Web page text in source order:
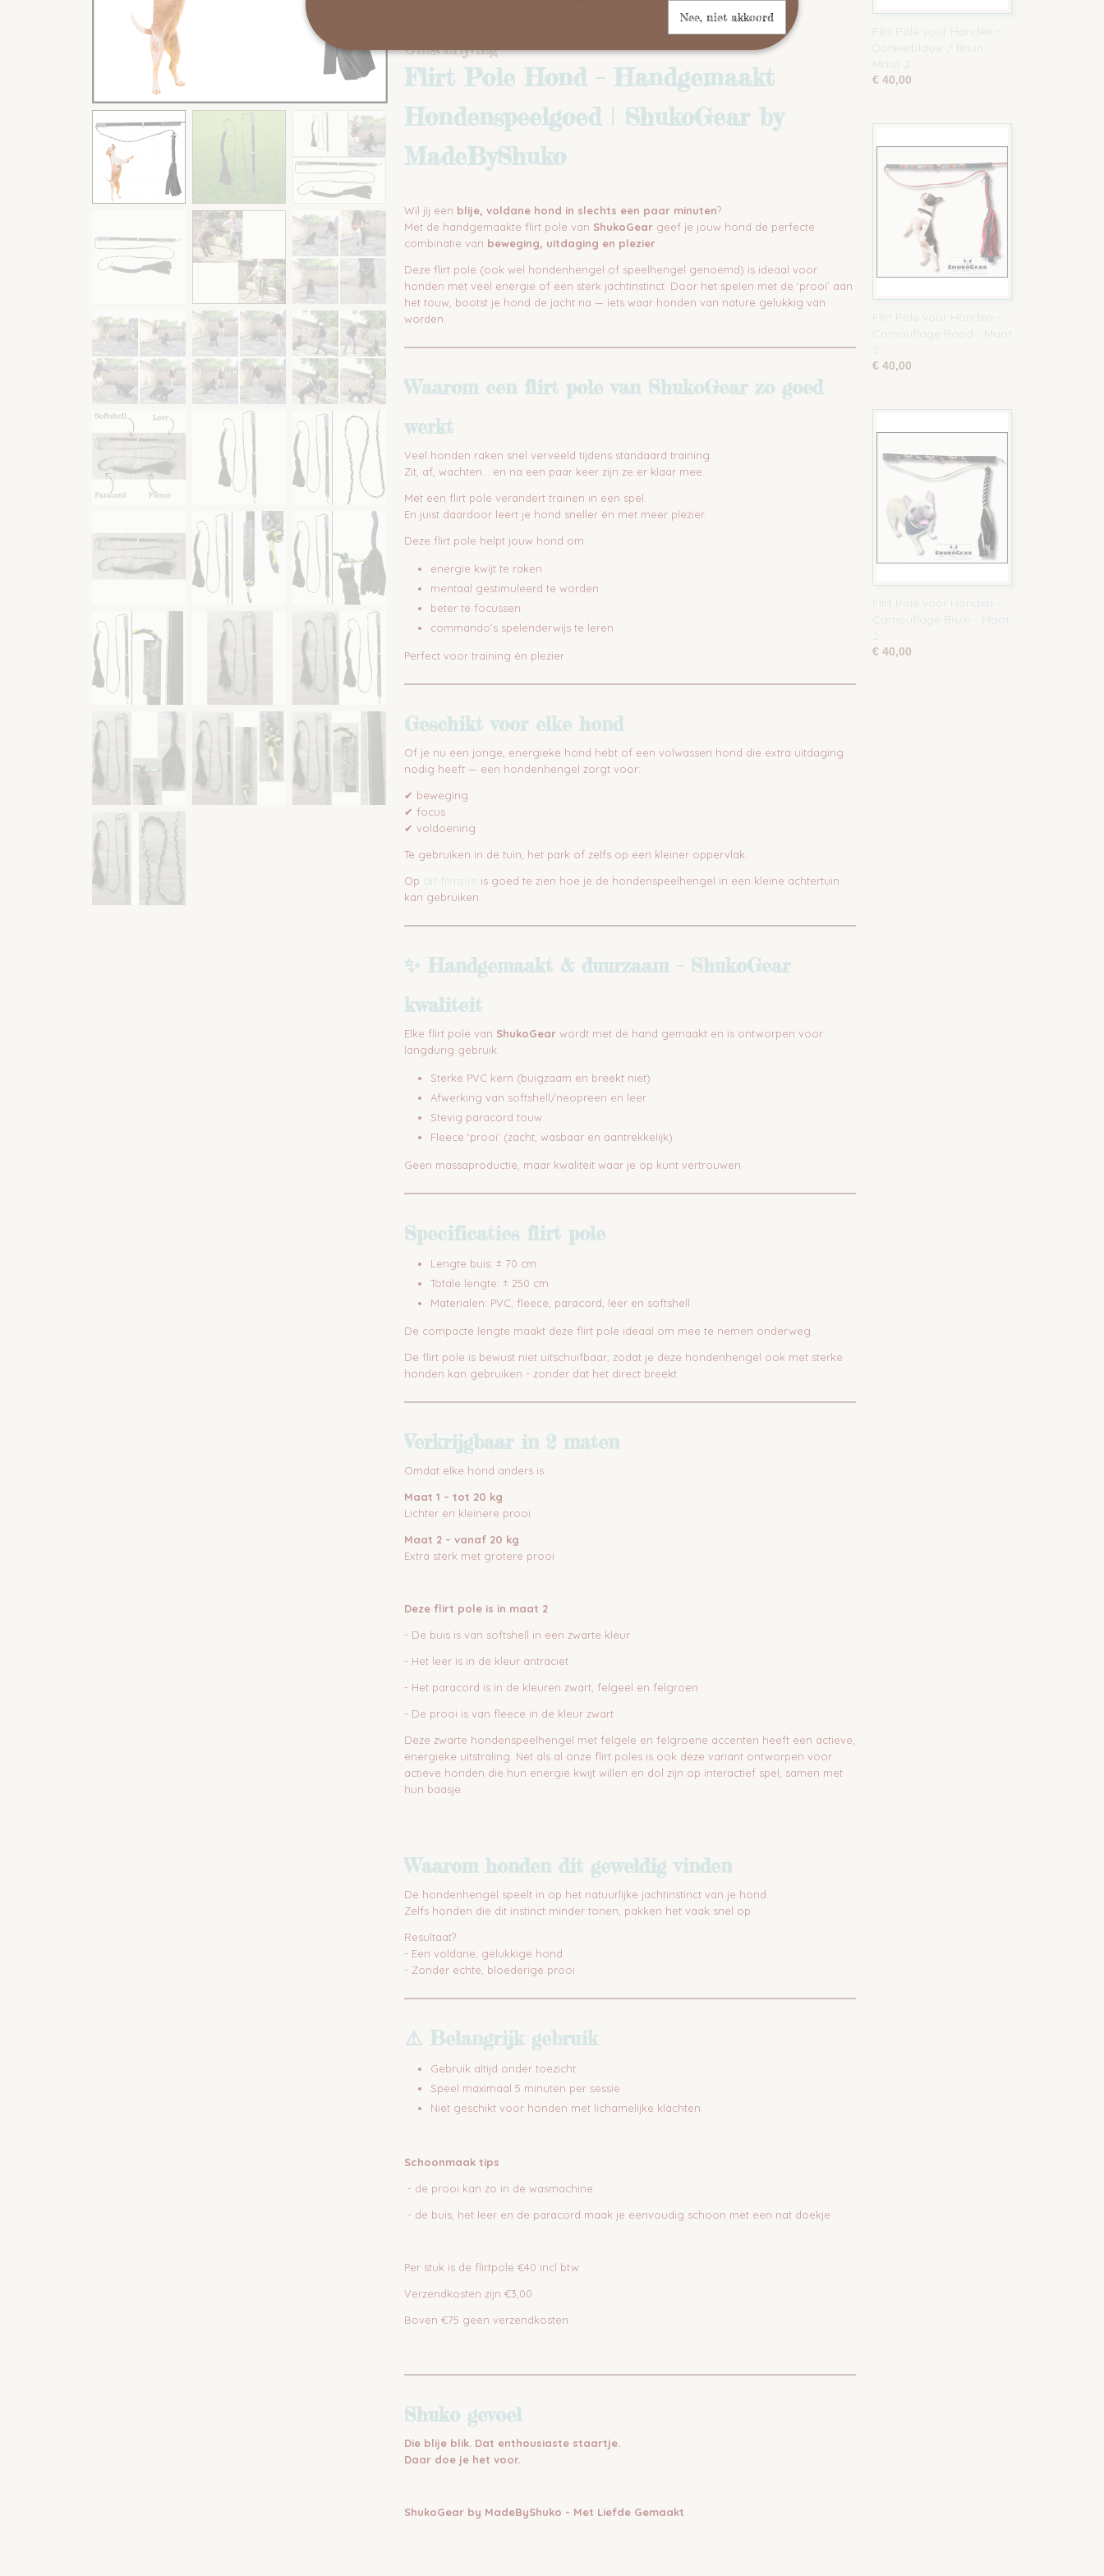
Omschrijving
Flirt Pole Hond – Handgemaakt
Hondenspeelgoed | ShukoGear by
MadeByShuko
Wil jij een blije, voldane hond in slechts een paar minuten?
Met de handgemaakte flirt pole van ShukoGear geef je jouw hond de perfecte
combinatie van beweging, uitdaging en plezier
Deze flirt pole (ook wel hondenhengel of speelhengel genoemd) is ideaal voor
honden met veel energie of een sterk jachtinstinct. Door het spelen met de ‘prooi’ aan
het touw, bootst je hond de jacht na — iets waar honden van nature gelukkig van
worden.
Waarom een flirt pole van ShukoGear zo goed
werkt
Veel honden raken snel verveeld tijdens standaard training.
Zit, af, wachten… en na een paar keer zijn ze er klaar mee.
Met een flirt pole verandert trainen in een spel.
En juist daardoor leert je hond sneller én met meer plezier.
Deze flirt pole helpt jouw hond om:
energie kwijt te raken
mentaal gestimuleerd te worden
beter te focussen
commando’s spelenderwijs te leren
Perfect voor training én plezier
Geschikt voor elke hond
Of je nu een jonge, energieke hond hebt of een volwassen hond die extra uitdaging
nodig heeft — een hondenhengel zorgt voor:
✔ beweging
✔ focus
✔ voldoening
Te gebruiken in de tuin, het park of zelfs op een kleiner oppervlak.
Op dit filmpje is goed te zien hoe je de hondenspeelhengel in een kleine achtertuin
kan gebruiken.
✨ Handgemaakt & duurzaam – ShukoGear
kwaliteit
Elke flirt pole van ShukoGear wordt met de hand gemaakt en is ontworpen voor
langdurig gebruik.
Sterke PVC kern (buigzaam en breekt niet)
Afwerking van softshell/neopreen en leer
Stevig paracord touw
Fleece ‘prooi’ (zacht, wasbaar en aantrekkelijk)
Geen massaproductie, maar kwaliteit waar je op kunt vertrouwen
Specificaties flirt pole
Lengte buis: ± 70 cm
Totale lengte: ± 250 cm
Materialen: PVC, fleece, paracord, leer en softshell
De compacte lengte maakt deze flirt pole ideaal om mee te nemen onderweg.
De flirt pole is bewust niet uitschuifbaar, zodat je deze hondenhengel ook met sterke
honden kan gebruiken - zonder dat het direct breekt
Verkrijgbaar in 2 maten
Omdat elke hond anders is:
Maat 1 – tot 20 kg
Lichter en kleinere prooi
Maat 2 – vanaf 20 kg
Extra sterk met grotere prooi
Deze flirt pole is in maat 2
- De buis is van softshell in een zwarte kleur
- Het leer is in de kleur antraciet
- Het paracord is in de kleuren zwart, felgeel en felgroen
- De prooi is van fleece in de kleur zwart
Deze zwarte hondenspeelhengel met felgele en felgroene accenten heeft een actieve,
energieke uitstraling. Net als al onze flirt poles is ook deze variant ontworpen voor
actieve honden die hun energie kwijt willen en dol zijn op interactief spel, samen met
hun baasje.
Waarom honden dit geweldig vinden
De hondenhengel speelt in op het natuurlijke jachtinstinct van je hond.
Zelfs honden die dit instinct minder tonen, pakken het vaak snel op.
Resultaat?
- Een voldane, gelukkige hond
- Zonder echte, bloederige prooi
⚠️ Belangrijk gebruik
Gebruik altijd onder toezicht
Speel maximaal 5 minuten per sessie
Niet geschikt voor honden met lichamelijke klachten
Schoonmaak tips
- de prooi kan zo in de wasmachine
- de buis, het leer en de paracord maak je eenvoudig schoon met een nat doekje
Per stuk is de flirtpole €40 incl btw
Verzendkosten zijn €3,00
Boven €75 geen verzendkosten
Shuko gevoel
Die blije blik. Dat enthousiaste staartje.
Daar doe je het voor.
ShukoGear by MadeByShuko - Met Liefde Gemaakt
Flirt Pole voor Honden -
Donkerblauw / Bruin -
Maat 2
€ 40,00
Flirt Pole voor Honden -
Camouflage Rood - Maat
2
€ 40,00
Flirt Pole voor Honden -
Camouflage Bruin - Maat
2
€ 40,00
Nee, niet akkoord